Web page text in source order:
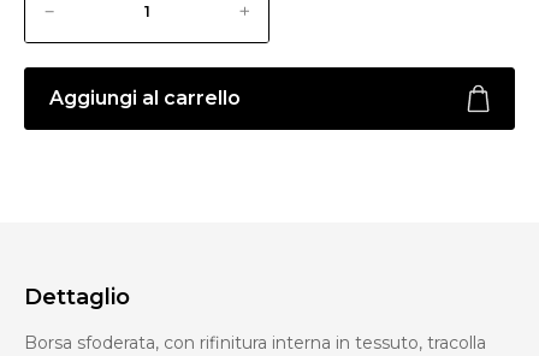
Aggiungi al carrello
Dettaglio
Borsa sfoderata, con rifinitura interna in tessuto, tracolla